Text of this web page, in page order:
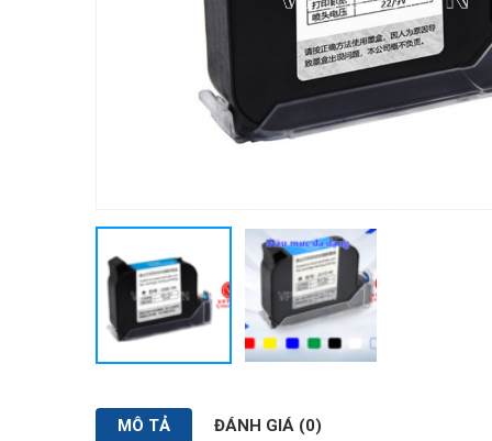
MÔ TẢ ĐÁNH GIÁ (0)